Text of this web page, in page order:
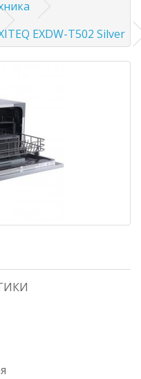
EXDW-T502 Silver